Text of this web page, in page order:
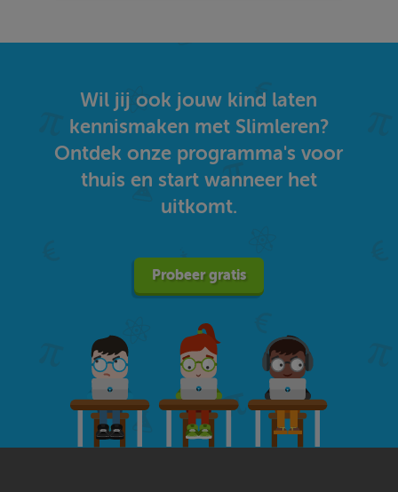
Wil jij ook jouw kind laten
kennismaken met Slimleren?
Ontdek onze programma's voor
thuis en start wanneer het
uitkomt.
Probeer gratis